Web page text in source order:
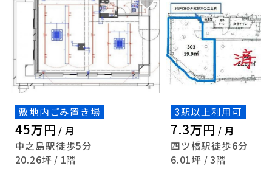
敷地内ごみ置き場
45万円 / 月
中之島駅徒歩5分
20.26坪 / 1階
3駅以上利用可
7.3万円 / 月
四ツ橋駅徒歩6分
6.01坪 / 3階